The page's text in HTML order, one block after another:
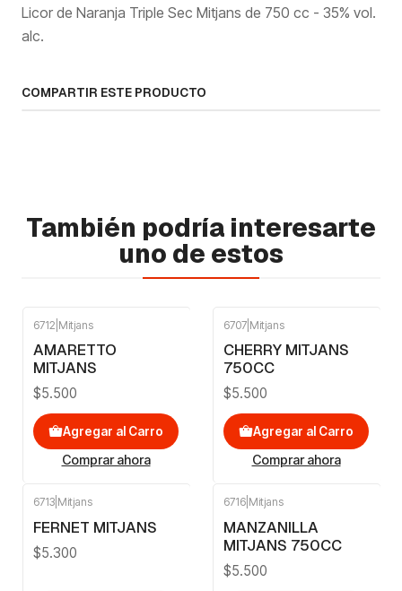
Licor de Naranja Triple Sec Mitjans de 750 cc - 35% vol.
alc.
COMPARTIR ESTE PRODUCTO
También podría interesarte
uno de estos
6712 Mitjans
AMARETTO
MITJANS
$5.500
Agregar al Carro
Comprar ahora
6707 Mitjans
CHERRY MITJANS
750CC
$5.500
Agregar al Carro
Comprar ahora
6713 Mitjans
FERNET MITJANS
$5.300
6716 Mitjans
MANZANILLA
MITJANS 750CC
$5.500